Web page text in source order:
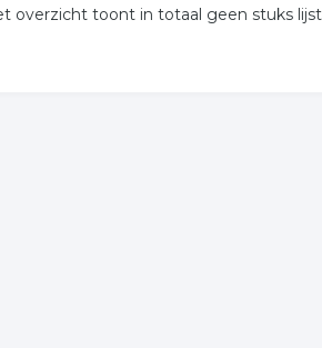
overzicht toont in totaal geen stuks